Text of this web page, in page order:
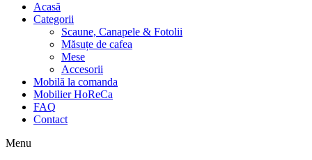
Acasă
Categorii
Scaune, Canapele & Fotolii
Măsuțe de cafea
Mese
Accesorii
Mobilă la comanda
Mobilier HoReCa
FAQ
Contact
Menu